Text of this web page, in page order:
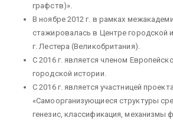
графств)».
В ноябре 2012 г. в рамках
стажировалась в Центре городской
г. Лестера (Великобритания).
С 2016 г. является членом
городской истории.
С 2016 г. является участницей проекта
«Самоорганизующиеся структуры
генезис, классификация, механизмы